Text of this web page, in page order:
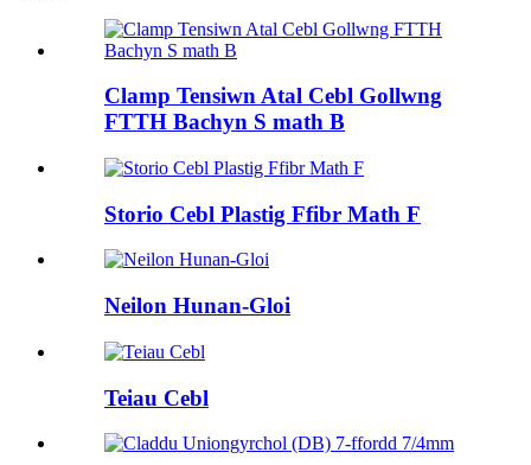
Clamp Tensiwn Atal Cebl Gollwng
FTTH Bachyn S math B
Storio Cebl Plastig Ffibr Math F
Neilon Hunan-Gloi
Teiau Cebl